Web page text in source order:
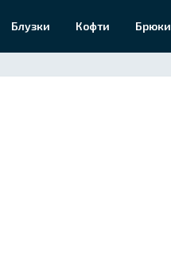
Блузки Кофти Брюки